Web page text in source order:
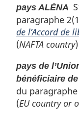
pays ALÉNA
paragraphe
de l’Accord de
(NAFTA country)
pays de
bénéficiaire de
du
(EU country or